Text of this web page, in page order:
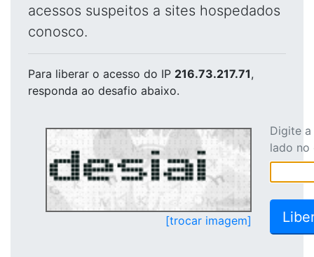
acessos suspeitos a sites hospedados
conosco.
Para liberar o acesso do IP 216.73.217.71,
responda ao desafio abaixo.
[trocar imagem]
Digite
lado no